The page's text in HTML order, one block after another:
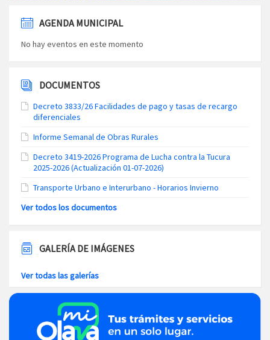
AGENDA MUNICIPAL
No hay eventos en este momento
DOCUMENTOS
Decreto 3833/26 Facilidades de pago y tasas de recargo
diferenciales
Informe Semanal de Obras Rurales
Decreto 3419-2026 Programa de Lucha contra la Tucura
2025-2026 (Actualización 01-07-2026)
Transporte Urbano e Interurbano - Horarios Invierno
Ver todos los documentos
GALERÍA DE IMÁGENES
Ver todas las galerías